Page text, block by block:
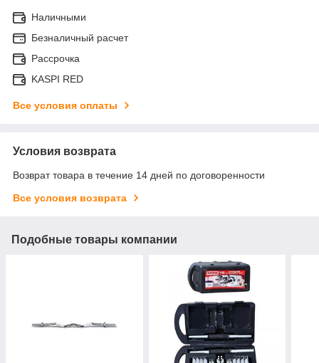
Наличными
Безналичный расчет
Рассрочка
KASPI RED
Все условия оплаты
Условия возврата
Возврат товара в течение 14 дней по договоренности
Все условия возврата
Подобные товары компании